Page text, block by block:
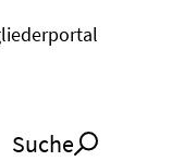
Suche